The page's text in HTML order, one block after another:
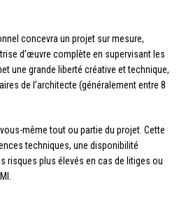
concevra un projet sur mesure,
d’œuvre complète en supervisant les
une grande liberté créative et technique,
de l’architecte (généralement entre 8
même tout ou partie du projet. Cette
techniques, une disponibilité
risques plus élevés en cas de litiges ou